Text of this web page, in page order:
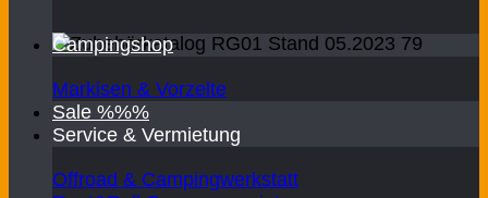
Campingshop
Markisen & Vorzelte
Sale %%%
Service & Vermietung
Offroad & Campingwerkstatt